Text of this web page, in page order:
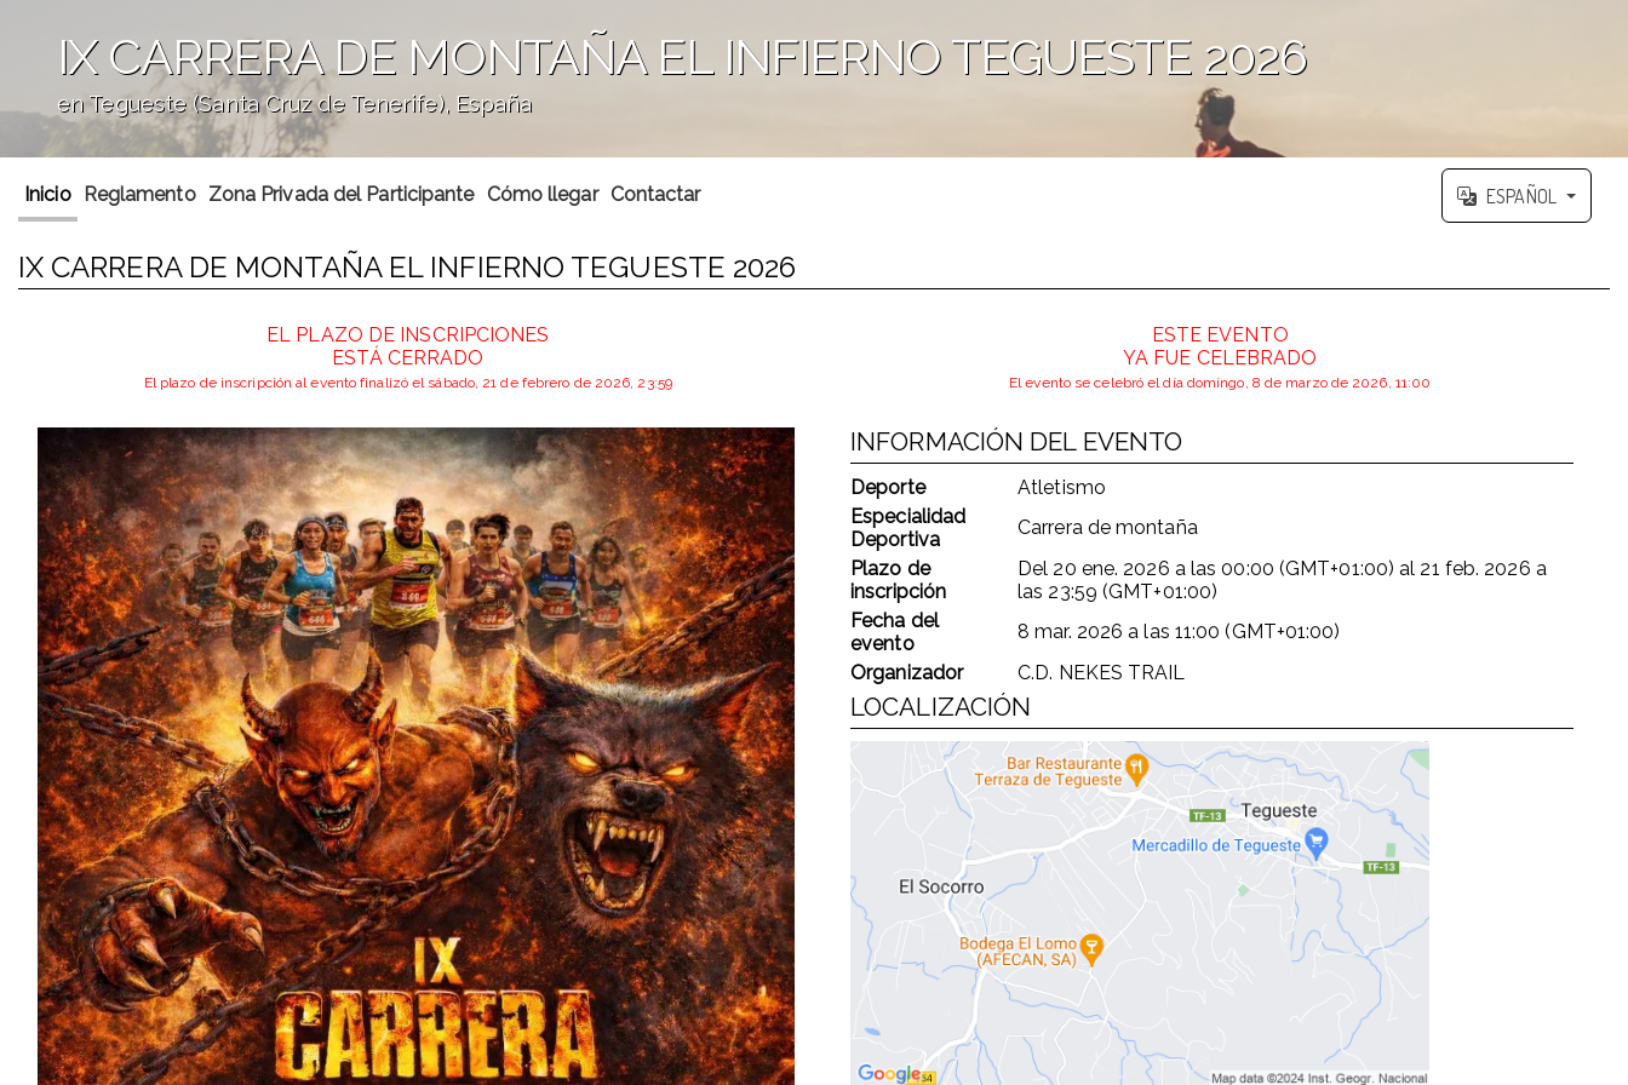
IX CARRERA DE MONTAÑA EL INFIERNO TEGUESTE 2026
en Tegueste (Santa Cruz de Tenerife), España
Inicio Reglamento Zona Privada del Participante Cómo llegar Contactar ESPAÑOL
IX CARRERA DE MONTAÑA EL INFIERNO TEGUESTE 2026
EL PLAZO DE INSCRIPCIONES
ESTÁ CERRADO
El plazo de inscripción al evento finalizó el sábado, 21 de febrero de 2026, 23:59
ESTE EVENTO
YA FUE CELEBRADO
El evento se celebró el día domingo, 8 de marzo de 2026, 11:00
INFORMACIÓN DEL EVENTO
Deporte
Atletismo
Especialidad
Deportiva
Carrera de montaña
Plazo de
inscripción
Del 20 ene. 2026 a las00:00 (GMT+01:00) al 21 feb. 2026 a
las 23:59 (GMT+01:00)
Fecha del
evento
8 mar. 2026 a las 11:00 (GMT+01:00)
Organizador
C.D. NEKES TRAIL
LOCALIZACIÓN